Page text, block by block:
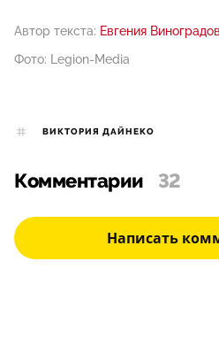
Автор текста: Евгения
Фото: Legion-Media
ВИКТОРИЯ ДАЙНЕКО
Комментарии 32
Написать